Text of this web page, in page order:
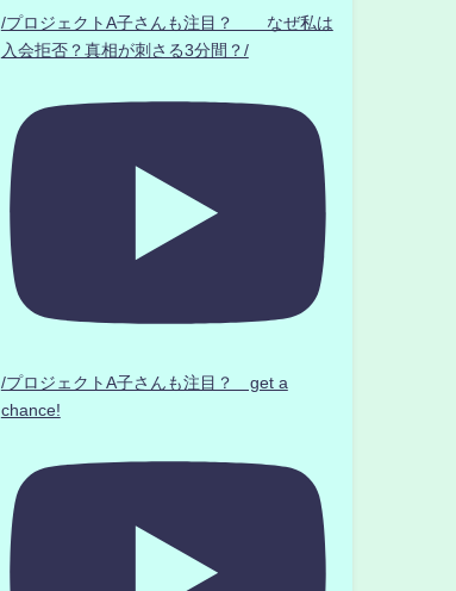
/プロジェクトA子さんも注目？ なぜ私は
入会拒否？真相が刺さる3分間？/
/プロジェクトA子さんも注目？ get a
chance!